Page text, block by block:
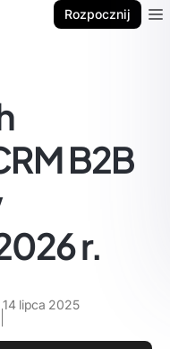
Rozpocznij
B2B
r.
14 lipca 2025